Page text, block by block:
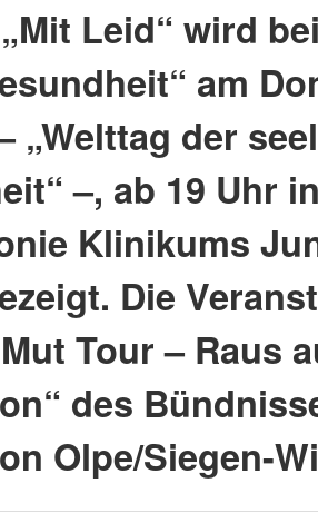
Leid“ wird
am
„Welttag der
–, ab 19 Uhr
Klinikums
Die
Tour – Raus
des
Olpe/Siegen-